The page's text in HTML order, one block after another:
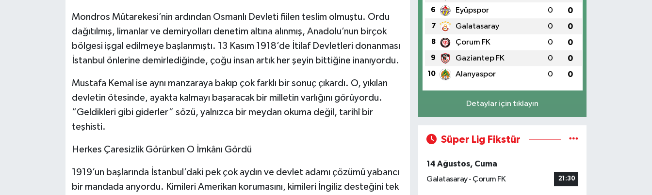
Mondros Mütarekesi’nin ardından Osmanlı Devleti fiilen teslim olmuştu. Ordu
dağıtılmış, limanlar ve demiryolları denetim altına alınmış, Anadolu’nun birçok
bölgesi işgal edilmeye başlanmıştı. 13 Kasım 1918’de İtilaf Devletleri donanması
İstanbul önlerine demirlediğinde, çoğu insan artık her şeyin bittiğine inanıyordu.
Mustafa Kemal ise aynı manzaraya bakıp çok farklı bir sonuç çıkardı. O, yıkılan
devletin ötesinde, ayakta kalmayı başaracak bir milletin varlığını görüyordu.
“Geldikleri gibi giderler” sözü, yalnızca bir meydan okuma değil, tarihî bir
teşhisti.
Herkes Çaresizlik Görürken O İmkânı Gördü
1919’un başlarında İstanbul’daki pek çok aydın ve devlet adamı çözümü yabancı
bir mandada arıyordu. Kimileri Amerikan korumasını, kimileri İngiliz desteğini tek
6 Eyüpspor 0 0
7 Galatasaray 0 0
8 Çorum FK 0 0
9 Gaziantep FK 0 0
10 Alanyaspor 0 0
Detaylar için tıklayın
Süper Lig Fikstür
14 Ağustos, Cuma
Galatasaray - Çorum FK
21:30